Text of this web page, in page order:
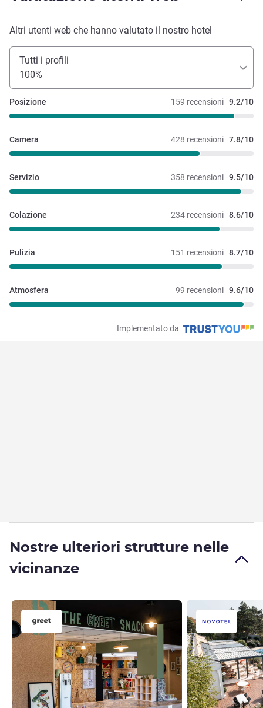
Altri utenti web che hanno valutato il nostro hotel
Tutti i profili
100%
159 recensioni 9.2/10
Posizione
428 recensioni 7.8/10
Camera
358 recensioni 9.5/10
Servizio
234 recensioni 8.6/10
Colazione
151 recensioni 8.7/10
Pulizia
99 recensioni 9.6/10
Atmosfera
Implementato da
Nostre ulteriori strutture nelle
vicinanze